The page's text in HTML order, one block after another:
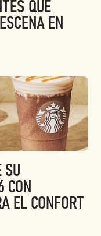
QUE
EN
SU
CON
EL CONFORT